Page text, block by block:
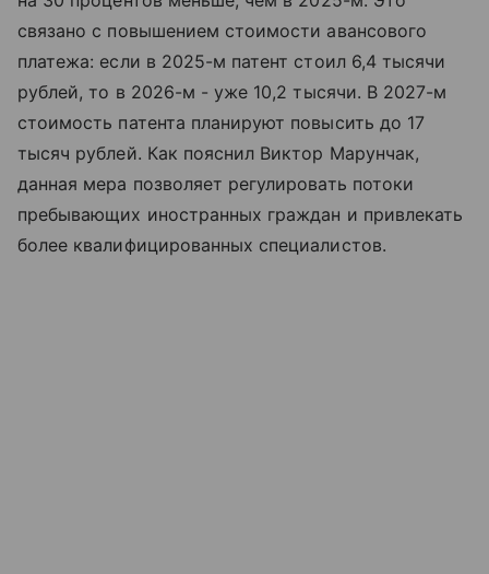
связано с повышением стоимости авансового
платежа: если в 2025-м патент стоил 6,4 тысячи
рублей, то в 2026-м - уже 10,2 тысячи. В 2027-м
стоимость патента планируют повысить до 17
тысяч рублей. Как пояснил Виктор Марунчак,
данная мера позволяет регулировать потоки
пребывающих иностранных граждан и привлекать
более квалифицированных специалистов.